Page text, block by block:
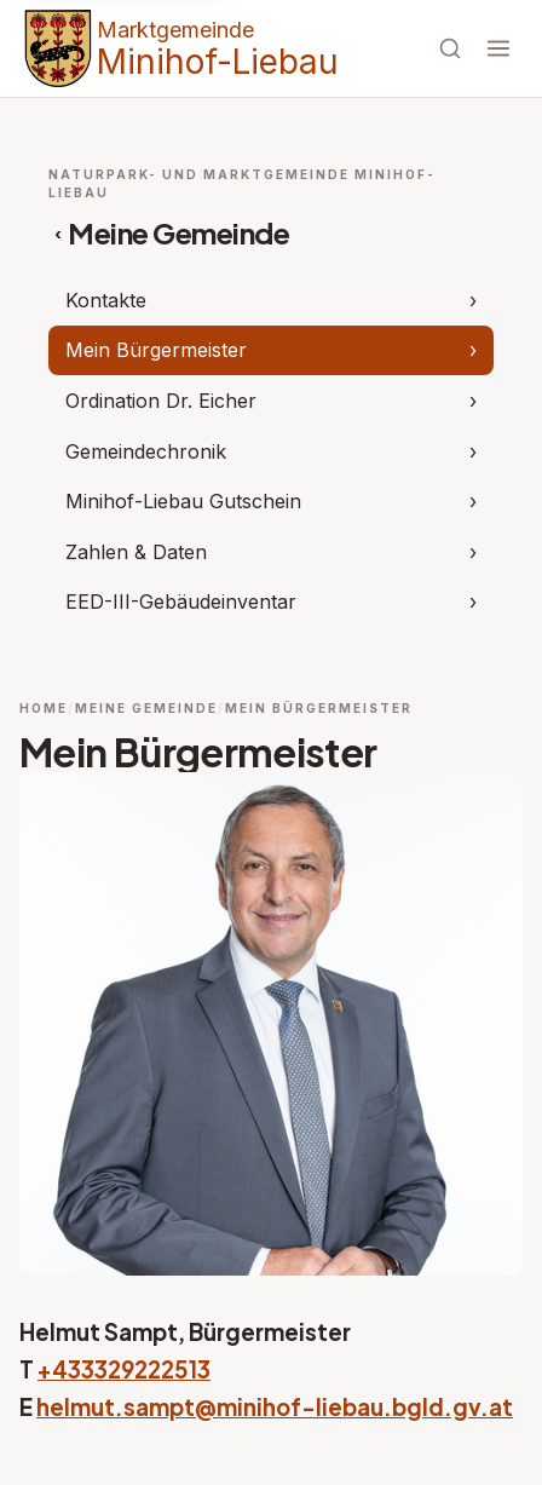
Marktgemeinde
Minihof-Liebau
NATURPARK- UND MARKTGEMEINDE MINIHOF-
LIEBAU
‹ Meine Gemeinde
Kontakte ›
Mein Bürgermeister ›
Ordination Dr. Eicher ›
Gemeindechronik ›
Minihof-Liebau Gutschein ›
Zahlen & Daten ›
EED-III-Gebäudeinventar ›
HOME MEINE GEMEINDE MEIN BÜRGERMEISTER
Mein Bürgermeister
Helmut Sampt, Bürgermeister
T +433329222513
Ehelmut.sampt@minihof-liebau.bgld.gv.at